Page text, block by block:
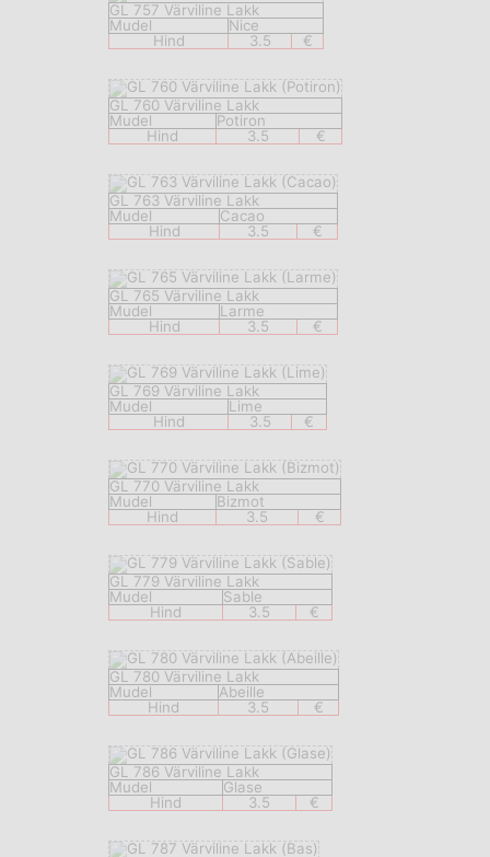
GL 757 Värviline Lakk
Mudel
Nice
Hind
3.5 €
GL 760 Värviline Lakk
Mudel
Potiron
Hind
3.5 €
GL 763 Värviline Lakk
Mudel
Cacao
Hind
3.5 €
GL 765 Värviline Lakk
Mudel
Larme
Hind
3.5 €
GL 769 Värviline Lakk
Mudel
Lime
Hind
3.5 €
GL 770 Värviline Lakk
Mudel
Bizmot
Hind
3.5 €
GL 779 Värviline Lakk
Mudel
Sable
Hind
3.5 €
GL 780 Värviline Lakk
Mudel
Abeille
Hind
3.5 €
GL 786 Värviline Lakk
Mudel
Glase
Hind
3.5 €